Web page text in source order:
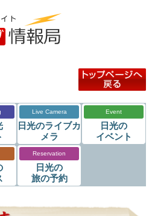
Live Camera
日光のライブカ
メラ
Event
日光の
イベント
Reservation
日光の
旅の予約